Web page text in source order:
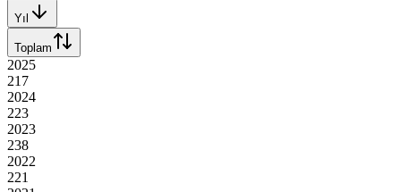
Yıl
Toplam
2025
217
2024
223
2023
238
2022
221